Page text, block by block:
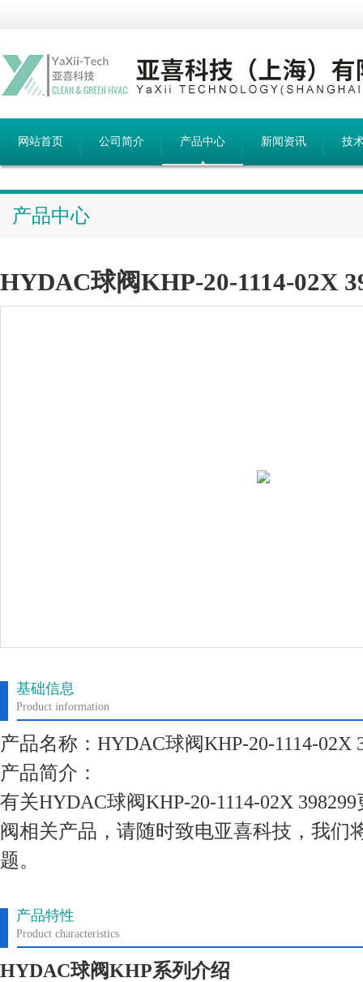
网站首页 公司简介 产品中心 新闻资讯 技
产品中心
HYDAC球阀KHP-20-1114-02X
基础信息
Product information
产品名称：HYDAC球阀KHP-20-1114-02X
产品简介：
有关HYDAC球阀KHP-20-1114-02X
阀相关产品，请随时致电亚喜科技，我们
题。
产品特性
Product characteristics
HYDAC球阀KHP系列介绍